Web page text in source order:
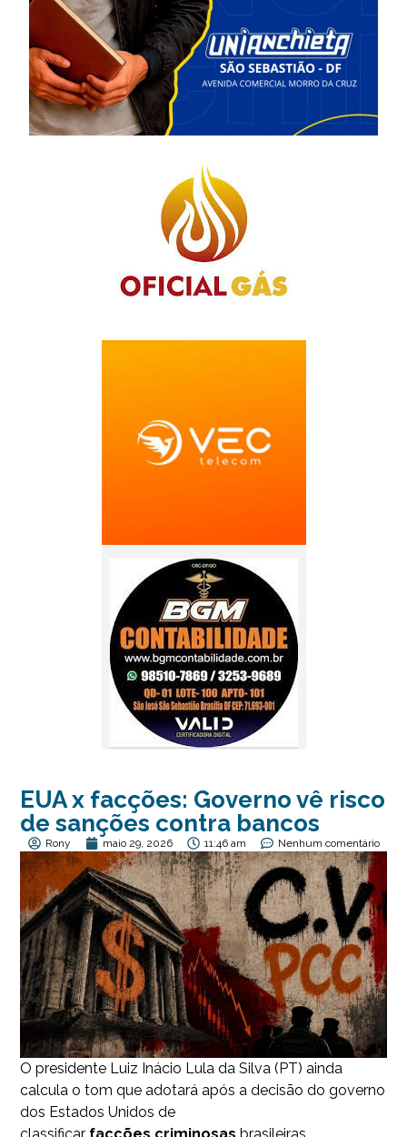
EUA x facções: Governo vê risco
de sanções contra bancos
Rony maio 29, 2026 11:46 am Nenhum comentário
O presidente Luiz Inácio Lula da Silva (PT) ainda
calcula o tom que adotará após a decisão do governo
dos Estados Unidos de